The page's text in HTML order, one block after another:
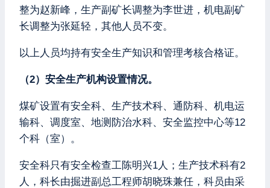
整为赵新峰，生产副矿长调整为李世进，机电副矿
长调整为张延轻，其他人员不变。
以上人员均持有安全生产知识和管理考核合格证。
（2）安全生产机构设置情况。
煤矿设置有安全科、生产技术科、通防科、机电运
输科、调度室、地测防治水科、安全监控中心等12
个科（室）。
安全科只有安全检查工陈明兴1人；生产技术科有2
人，科长由掘进副总工程师胡晓珠兼任，科员由采